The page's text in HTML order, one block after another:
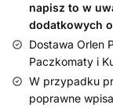
napisz to w
dodatkowych
Dostawa Orlen
Paczkomaty i
W przypadku
poprawne